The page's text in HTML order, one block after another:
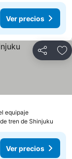
Ver precios
Compartir
equipaje
tren de Shinjuku
Ver precios